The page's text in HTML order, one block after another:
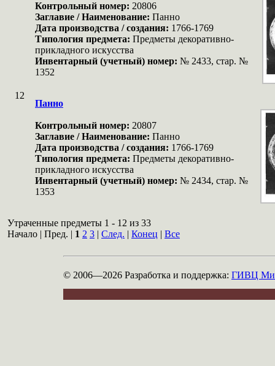
Контрольный номер: 20806
Заглавие / Наименование: Панно
Дата производства / создания: 1766-1769
Типология предмета: Предметы декоративно-
прикладного искусства
Инвентарный (учетный) номер: № 2433, стар. №
1352
12
Панно
Контрольный номер: 20807
Заглавие / Наименование: Панно
Дата производства / создания: 1766-1769
Типология предмета: Предметы декоративно-
прикладного искусства
Инвентарный (учетный) номер: № 2434, стар. №
1353
Утраченные предметы 1 - 12 из 33
Начало | Пред. | 1 2 3 | След. | Конец | Все
© 2006—2026 Разработка и поддержка: ГИВЦ